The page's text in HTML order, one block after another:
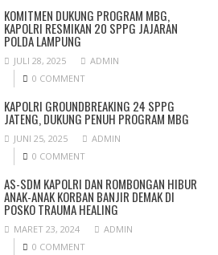
KOMITMEN DUKUNG PROGRAM MBG,
KAPOLRI RESMIKAN 20 SPPG JAJARAN
POLDA LAMPUNG
JULI 28, 2025
ADMIN
0 COMMENT
KAPOLRI GROUNDBREAKING 24 SPPG
JATENG, DUKUNG PENUH PROGRAM MBG
JUNI 25, 2025
ADMIN
0 COMMENT
AS-SDM KAPOLRI DAN ROMBONGAN HIBUR
ANAK-ANAK KORBAN BANJIR DEMAK DI
POSKO TRAUMA HEALING
MARET 23, 2024
ADMIN
0 COMMENT